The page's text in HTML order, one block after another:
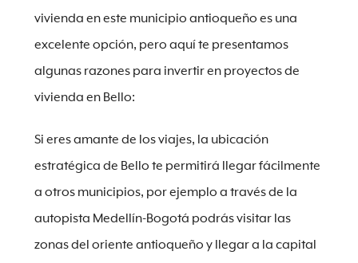
vivienda en este municipio antioqueño es una
excelente opción, pero aquí te presentamos
algunas razones para invertir en proyectos de
vivienda en Bello:
Si eres amante de los viajes, la ubicación
estratégica de Bello te permitirá llegar fácilmente
a otros municipios, por ejemplo a través de la
autopista Medellín-Bogotá podrás visitar las
zonas del oriente antioqueño y llegar a la capital